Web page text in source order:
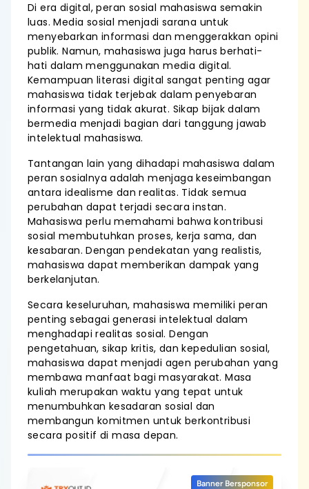
Di era digital, peran sosial mahasiswa semakin
luas. Media sosial menjadi sarana untuk
menyebarkan informasi dan menggerakkan opini
publik. Namun, mahasiswa juga harus berhati-
hati dalam menggunakan media digital.
Kemampuan literasi digital sangat penting agar
mahasiswa tidak terjebak dalam penyebaran
informasi yang tidak akurat. Sikap bijak dalam
bermedia menjadi bagian dari tanggung jawab
intelektual mahasiswa.
Tantangan lain yang dihadapi mahasiswa dalam
peran sosialnya adalah menjaga keseimbangan
antara idealisme dan realitas. Tidak semua
perubahan dapat terjadi secara instan.
Mahasiswa perlu memahami bahwa kontribusi
sosial membutuhkan proses, kerja sama, dan
kesabaran. Dengan pendekatan yang realistis,
mahasiswa dapat memberikan dampak yang
berkelanjutan.
Secara keseluruhan, mahasiswa memiliki peran
penting sebagai generasi intelektual dalam
menghadapi realitas sosial. Dengan
pengetahuan, sikap kritis, dan kepedulian sosial,
mahasiswa dapat menjadi agen perubahan yang
membawa manfaat bagi masyarakat. Masa
kuliah merupakan waktu yang tepat untuk
menumbuhkan kesadaran sosial dan
membangun komitmen untuk berkontribusi
secara positif di masa depan.
Banner Bersponsor